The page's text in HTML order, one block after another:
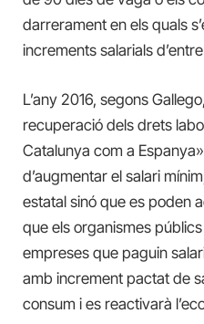
darrerament en els quals
increments salarials d’entre
L’any 2016, segons
recuperació dels drets
Catalunya com a
d’augmentar el salari
estatal sinó que es poden
que els organismes
empreses que paguin
amb increment pactat de
consum i es reactivarà